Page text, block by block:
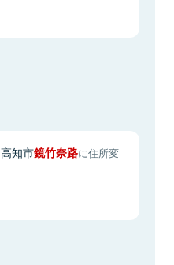
高知市鏡竹奈路に住所変